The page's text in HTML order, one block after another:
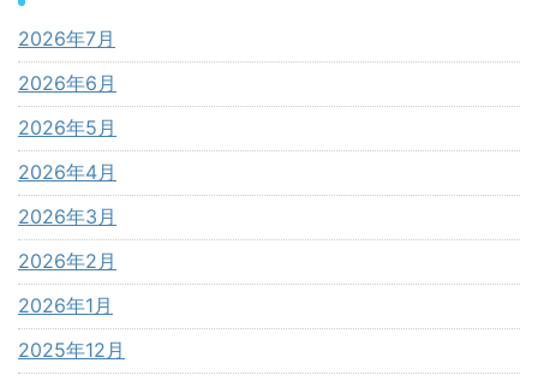
2026年7月
2026年6月
2026年5月
2026年4月
2026年3月
2026年2月
2026年1月
2025年12月